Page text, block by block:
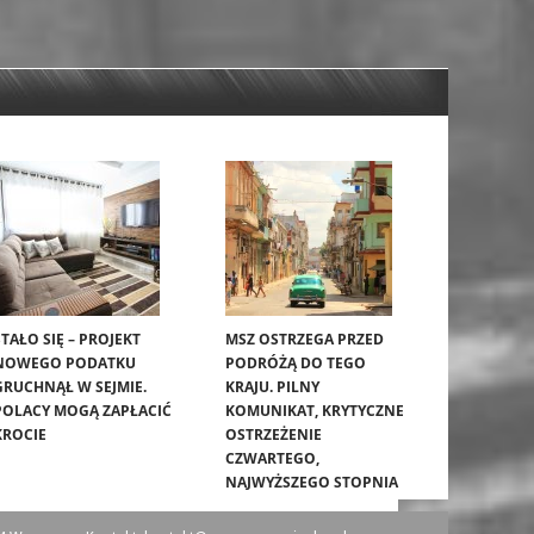
SIĘ – PROJEKT
PODATKU
W SEJMIE.
MOGĄ ZAPŁACIĆ
MSZ OSTRZEGA PRZED
PODRÓŻĄ DO TEGO
KRAJU. PILNY
KOMUNIKAT, KRYTYCZNE
OSTRZEŻENIE
CZWARTEGO,
NAJWYŻSZEGO STOPNIA